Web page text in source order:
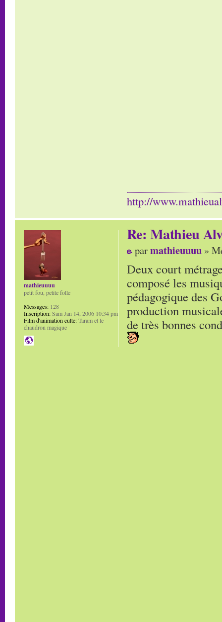
http://
Re: Mathieu
parmathieuuuu »
Deux court
composé les
pédagogique des
production
de très bonnes
mathieuuuu
petit fou, petite folle
Messages: 128
Inscription:Sam Jan 14, 2006 10:34 pm
Film d'animation culte:Taram et le
chaudron magique